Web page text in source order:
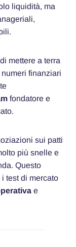
liquidità, ma
mettere a terra
finanziari
fondatore e
sui patti
più snelle e
Questo
test di mercato
e